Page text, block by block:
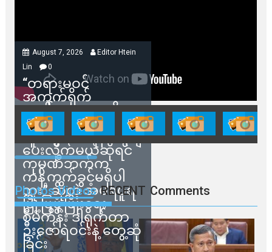
August 7, 2026
Editor Htein
Lin
0
“တရားမဝင်
အကွက်ရိုက်
ရောင်းချမှုတွေကို
သက်ဆိုင်ရာတာဝန်ရှိ
သူတွေက ဂရန်တွေချ
ပေးလိုက်မယ်ဆိုရင်
ကုမ္ပဏီဘက်က
ကန့်ကွက်ခွင့်မရှိပါ
ဘူး” ဆိုတဲ့ အမရပူရ
မြို့ပြဖွံ့ဖြိုးရေး
စီမံကိန်း ဒါရိုက်တာ
ဦးဇော်ရဲဝင်းနဲ့ တွေ့ဆုံ
ခြင်း
Photos Videos RECENT Comments